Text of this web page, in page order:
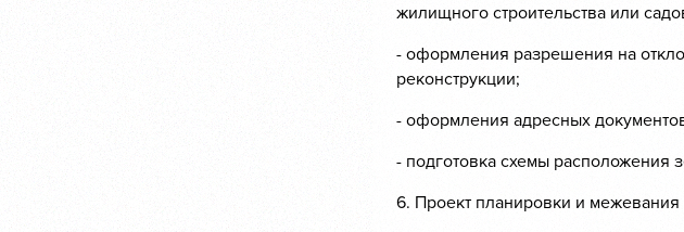
жилищного строительства или
- оформления разрешения на
реконструкции;
- оформления адресных
- подготовка схемы расположения
6. Проект планировки и межевания